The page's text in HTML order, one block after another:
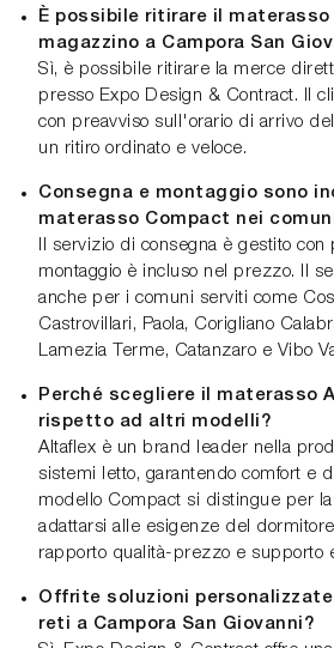
È possibile ritirare il
magazzino a Campora San
Sì, è possibile ritirare la merce
presso Expo Design & Contract. Il
con preavviso sull'orario di arrivo
un ritiro ordinato e veloce.
Consegna e montaggio sono
materasso Compact nei
Il servizio di consegna è gestito con
montaggio è incluso nel prezzo. Il
anche per i comuni serviti come
Castrovillari, Paola, Corigliano
Lamezia Terme, Catanzaro e Vibo
Perché scegliere il materasso
rispetto ad altri modelli?
Altaflex è un brand leader nella
sistemi letto, garantendo comfort e
modello Compact si distingue per
adattarsi alle esigenze del
rapporto qualità-prezzo e supporto
Offrite soluzioni
reti a Campora San Giovanni?